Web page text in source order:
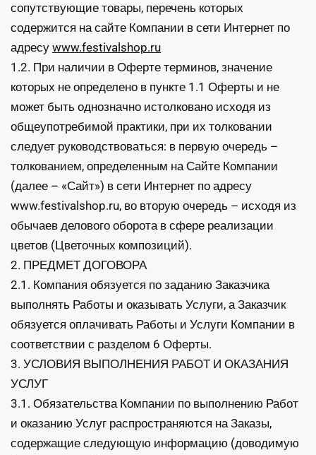
сопутствующие товары, перечень которых
содержится на сайте Компании в сети Интернет по
адресу www.festivalshop.ru
1.2. При наличии в Оферте терминов, значение
которых не определено в пункте 1.1 Оферты и не
может быть однозначно истолковано исходя из
общеупотребимой практики, при их толковании
следует руководствоваться: в первую очередь –
толкованием, определенным на Сайте Компании
(далее – «Сайт») в сети Интернет по адресу
www.festivalshop.ru, во вторую очередь – исходя из
обычаев делового оборота в сфере реализации
цветов (Цветочных композиций).
2. ПРЕДМЕТ ДОГОВОРА
2.1. Компания обязуется по заданию Заказчика
выполнять Работы и оказывать Услуги, а Заказчик
обязуется оплачивать Работы и Услуги Компании в
соответствии с разделом 6 Оферты.
3. УСЛОВИЯ ВЫПОЛНЕНИЯ РАБОТ И ОКАЗАНИЯ
УСЛУГ
3.1. Обязательства Компании по выполнению Работ
и оказанию Услуг распространяются на Заказы,
содержащие следующую информацию (доводимую